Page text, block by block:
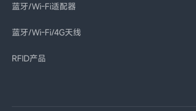
蓝牙/Wi-Fi适配器
蓝牙/Wi-Fi/4G天线
RFID产品